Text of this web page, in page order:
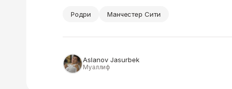
Родри Манчестер Сити
Aslanov Jasurbek
Муаллиф